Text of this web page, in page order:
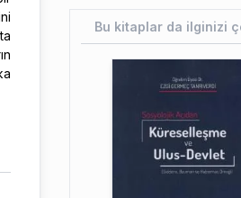
Bu kitaplar da ilginizi